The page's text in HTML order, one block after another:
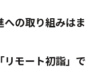
の取り組みはま
リモート初詣」で